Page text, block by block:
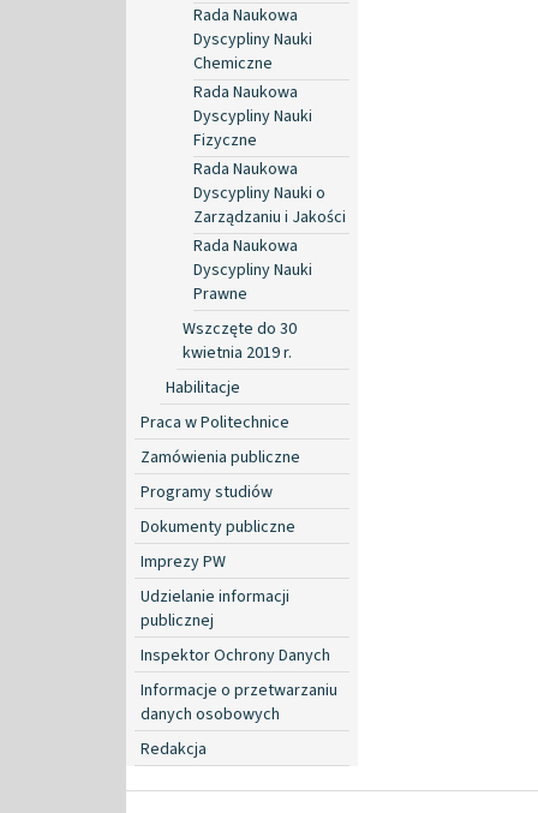
Rada Naukowa
Dyscypliny Nauki
Chemiczne
Rada Naukowa
Dyscypliny Nauki
Fizyczne
Rada Naukowa
Dyscypliny Nauki o
Zarządzaniu i Jakości
Rada Naukowa
Dyscypliny Nauki
Prawne
Wszczęte do 30
kwietnia 2019 r.
Habilitacje
Praca w Politechnice
Zamówienia publiczne
Programy studiów
Dokumenty publiczne
Imprezy PW
Udzielanie informacji
publicznej
Inspektor Ochrony Danych
Informacje o przetwarzaniu
danych osobowych
Redakcja